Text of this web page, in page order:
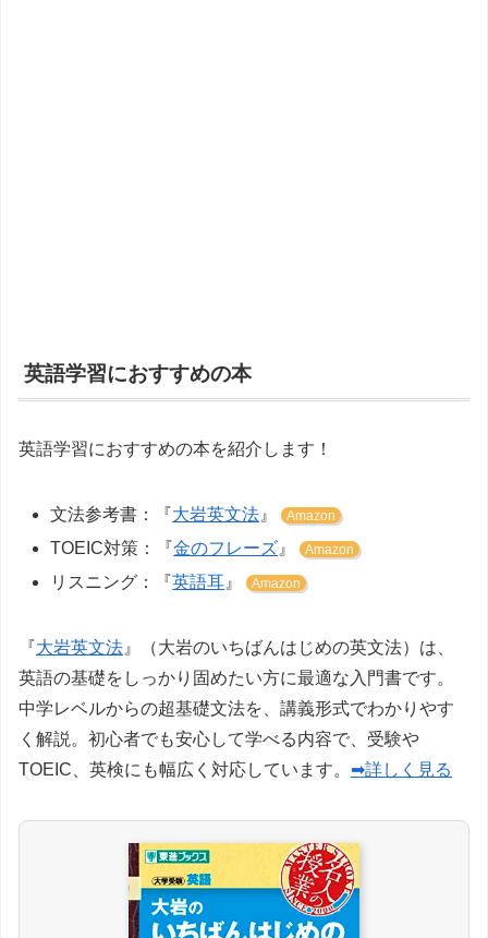
英語学習におすすめの本
英語学習におすすめの本を紹介します！
文法参考書：『大岩英文法 』 Amazon
TOEIC対策：『金のフレーズ 』 Amazon
リスニング：『英語耳 』 Amazon
『大岩英文法 』（大岩のいちばんはじめの英文法）は、
英語の基礎をしっかり固めたい方に最適な入門書です。
中学レベルからの超基礎文法を、講義形式でわかりやす
く解説。初心者でも安心して学べる内容で、受験や
TOEIC、英検にも幅広く対応しています。 ➡詳しく見る